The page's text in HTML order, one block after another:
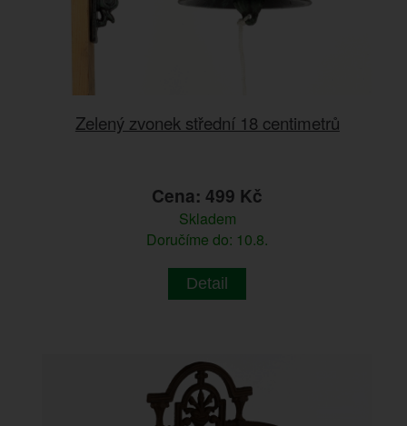
Zelený zvonek střední 18 centimetrů
Cena: 499 Kč
Skladem
Doručíme do: 10.8.
Detail